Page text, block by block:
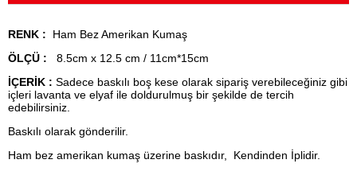
RENK : Ham Bez Amerikan Kumaş
ÖLÇÜ : 8.5cm x 12.5 cm / 11cm*15cm
İÇERİK : Sadece baskılı boş kese olarak sipariş verebileceğiniz gibi
içleri lavanta ve elyaf ile doldurulmuş bir şekilde de tercih
edebilirsiniz.
Baskılı olarak gönderilir.
Ham bez amerikan kumaş üzerine baskıdır, Kendinden İplidir.